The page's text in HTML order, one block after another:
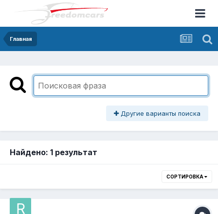
Главная
Другие варианты поиска
Найдено: 1 результат
СОРТИРОВКА